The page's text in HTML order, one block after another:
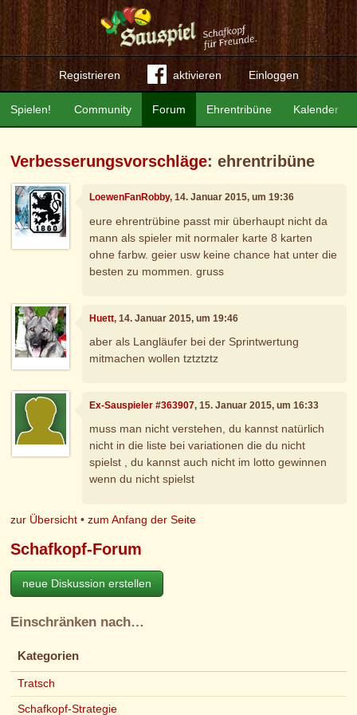
Registrieren aktivieren Einloggen
Community Forum Ehrentribüne Kalender
Spielen!
Verbesserungsvorschläge: ehrentribüne
LoewenFanRobby, 14. Januar 2015, um 19:36
eure ehrentrübine passt mir überhaupt nicht da
mann als spieler mit normaler karte 8 karten
ohne farbw. geier usw keine chance hat unter die
besten zu mommen. gruss
Huett, 14. Januar 2015, um 19:46
aber als Langläufer bei der Sprintwertung
mitmachen wollen tztztztz
Ex-Sauspieler #363907, 15. Januar 2015, um 16:33
muss man nicht verstehen, du kannst natürlich
nicht in die liste bei variationen die du nicht
spielst , du kannst auch nicht im lotto gewinnen
wenn du nicht spielst
zur Übersicht •zum Anfang der Seite
Schafkopf-Forum
neue Diskussion erstellen
Einschränken nach…
Kategorien
Tratsch
Schafkopf-Strategie